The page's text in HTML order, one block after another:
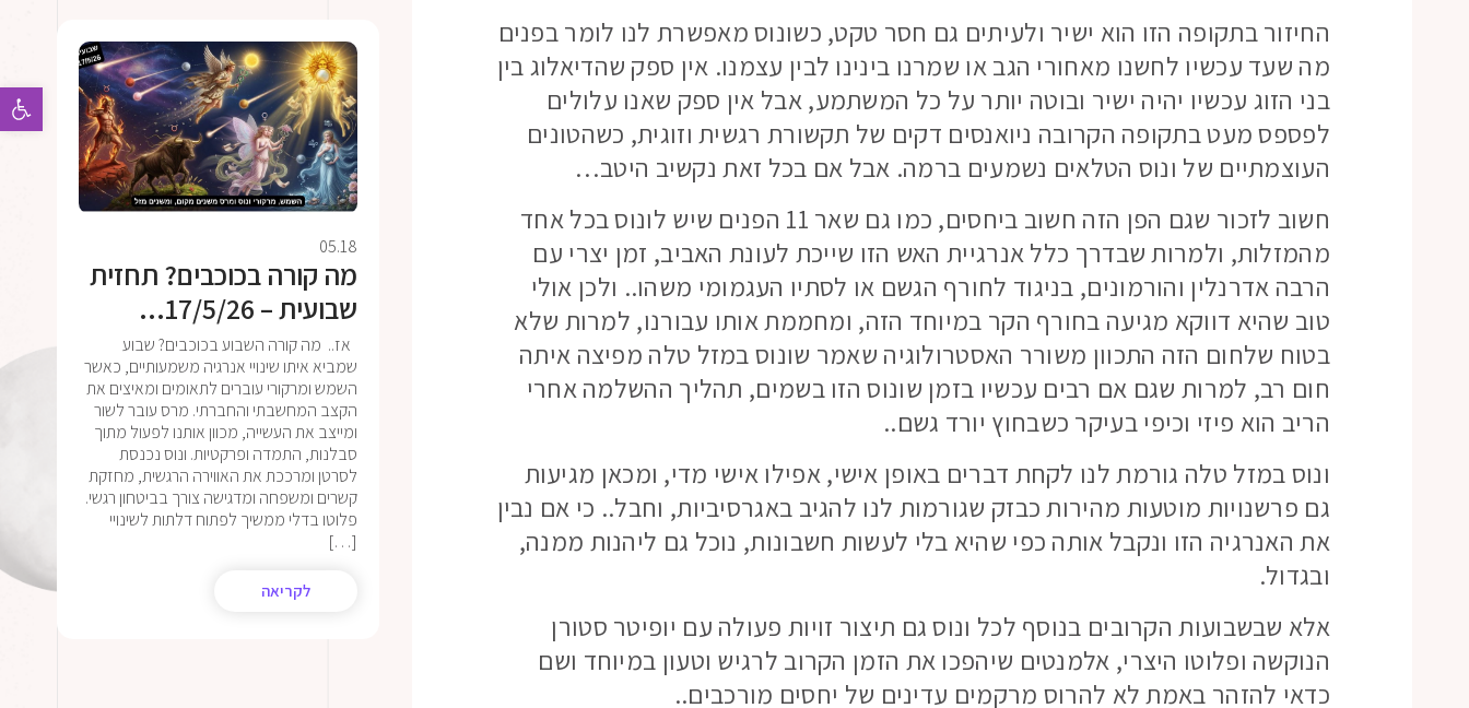
החיזור בתקופה הזו הוא ישיר ולעיתים גם חסר טקט, כשונוס מאפשרת לנו לומר בפנים
מה שעד עכשיו לחשנו מאחורי הגב או שמרנו בינינו לבין עצמנו. אין ספק שהדיאלוג בין
בני הזוג עכשיו יהיה ישיר ובוטה יותר על כל המשתמע, אבל אין ספק שאנו עלולים
לפספס מעט בתקופה הקרובה ניואנסים דקים של תקשורת רגשית וזוגית, כשהטונים
העוצמתיים של ונוס הטלאים נשמעים ברמה. אבל אם בכל זאת נקשיב היטב…
חשוב לזכור שגם הפן הזה חשוב ביחסים, כמו גם שאר 11 הפנים שיש לונוס בכל אחד
מהמזלות, ולמרות שבדרך כלל אנרגיית האש הזו שייכת לעונת האביב, זמן יצרי עם
הרבה אדרנלין והורמונים, בניגוד לחורף הגשם או לסתיו העגמומי משהו.. ולכן אולי
טוב שהיא דווקא מגיעה בחורף הקר במיוחד הזה, ומחממת אותו עבורנו, למרות שלא
בטוח שלחום הזה התכוון משורר האסטרולוגיה שאמר שונוס במזל טלה מפיצה איתה
חום רב, למרות שגם אם רבים עכשיו בזמן שונוס הזו בשמים, תהליך ההשלמה אחרי
הריב הוא פיזי וכיפי בעיקר כשבחוץ יורד גשם..
ונוס במזל טלה גורמת לנו לקחת דברים באופן אישי, אפילו אישי מדי, ומכאן מגיעות
גם פרשנויות מוטעות מהירות כבזק שגורמות לנו להגיב באגרסיביות, וחבל.. כי אם נבין
את האנרגיה הזו ונקבל אותה כפי שהיא בלי לעשות חשבונות, נוכל גם ליהנות ממנה,
ובגדול.
אלא שבשבועות הקרובים בנוסף לכל ונוס גם תיצור זויות פעולה עם יופיטר סטורן
הנוקשה ופלוטו היצרי, אלמנטים שיהפכו את הזמן הקרוב לרגיש וטעון במיוחד ושם
כדאי להזהר באמת לא להרוס מרקמים עדינים של יחסים מורכבים..
05.18
מה קורה בכוכבים? תחזית
שבועית – 17/5/26...
אז.. מה קורה השבוע בכוכבים? שבוע
שמביא איתו שינויי אנרגיה משמעותיים, כאשר
השמש ומרקורי עוברים לתאומים ומאיצים את
הקצב המחשבתי והחברתי. מרס עובר לשור
ומייצב את העשייה, מכוון אותנו לפעול מתוך
סבלנות, התמדה ופרקטיות. ונוס נכנסת
לסרטן ומרככת את האווירה הרגשית, מחזקת
קשרים ומשפחה ומדגישה צורך בביטחון רגשי.
פלוטו בדלי ממשיך לפתוח דלתות לשינויי
[…]
לקריאה